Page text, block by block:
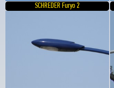
SCHREDER Furyo 2